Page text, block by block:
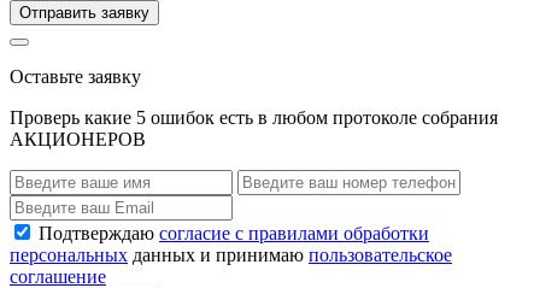
Отправить заявку
Оставьте заявку
Проверь какие 5 ошибок есть в любом протоколе собрания
АКЦИОНЕРОВ
Подтверждаю согласие с правилами обработки
персональных данных и принимаю пользовательское
соглашение